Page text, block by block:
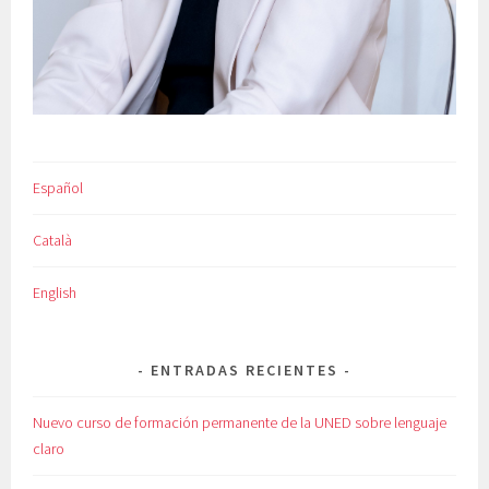
Español
Català
English
ENTRADAS RECIENTES
Nuevo curso de formación permanente de la UNED sobre lenguaje
claro